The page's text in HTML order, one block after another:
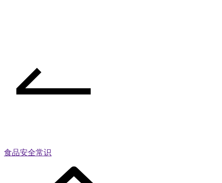
食品安全常识